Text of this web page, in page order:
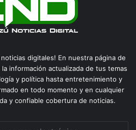
digitales! En nuestra página de
información actualizada de tus temas
y política hasta entretenimiento y
en todo momento y en cualquier
y confiable cobertura de noticias.